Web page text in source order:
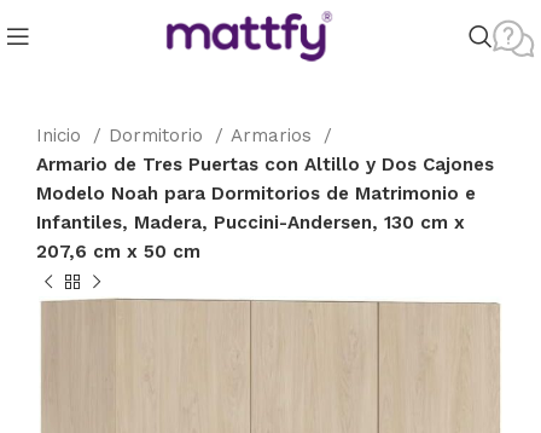
Inicio Dormitorio
Armarios
Armario de Tres Puertas con Altillo y Dos Cajones
Modelo Noah para Dormitorios de Matrimonio e
Infantiles, Madera, Puccini-Andersen, 130 cm x
207,6 cm x 50 cm